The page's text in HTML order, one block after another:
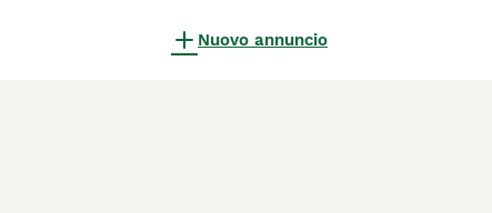
Nuovo annuncio